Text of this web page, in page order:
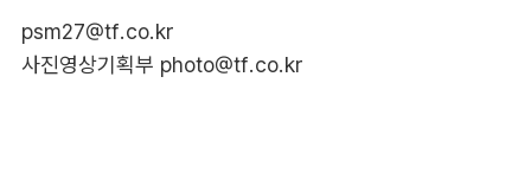
psm27@tf.co.kr
사진영상기획부 photo@tf.co.kr